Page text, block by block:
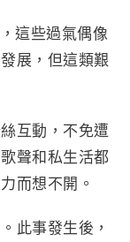
這些過氣偶像
展， 但這類艱
互動， 不免遭
歌聲和私生活都
而想不開。
此事發生後，